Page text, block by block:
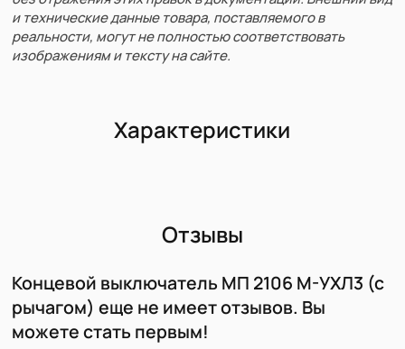
и технические данные товара, поставляемого в
реальности, могут не полностью соответствовать
изображениям и тексту на сайте.
Характеристики
Отзывы
Концевой выключатель МП 2106 М-УХЛ3 (с
рычагом) еще не имеет отзывов. Вы
можете стать первым!